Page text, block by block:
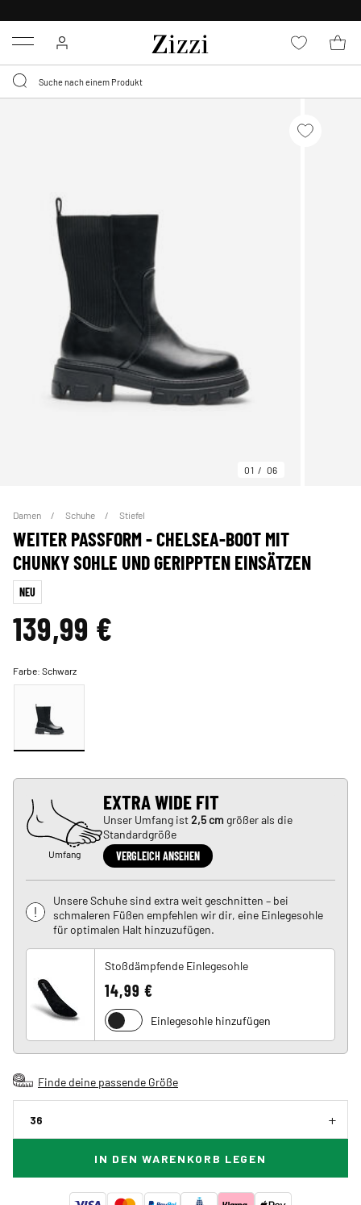
Menu
01 06
Damen Schuhe Stiefel
WEITER PASSFORM - CHELSEA-BOOT MIT
CHUNKY SOHLE UND GERIPPTEN EINSÄTZEN
NEU
139,99 €
Farbe:Schwarz
Umfang
EXTRA WIDE FIT
Unser Umfang ist2,5 cmgrößer als die
Standardgröße
VERGLEICH ANSEHEN
Unsere Schuhe sind extra weit geschnitten – bei
schmaleren Füßen empfehlen wir dir, eine Einlegesohle
für optimalen Halt hinzuzufügen.
Stoßdämpfende Einlegesohle
14,99 €
Einlegesohle hinzufügen
Finde deine passende Größe
36
IN DEN WARENKORB LEGEN